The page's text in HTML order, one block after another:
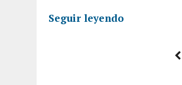
Seguir leyendo